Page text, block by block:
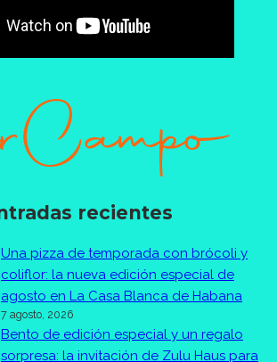
recientes
Una pizza de temporada con brócoli y
coliflor: la nueva edición especial de
agosto en La Casa Blanca de Habana
7 agosto, 2026
Bento de edición especial y un regalo
sorpresa: la invitación de Zulu Haus para